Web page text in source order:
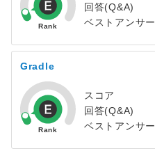
回答(Q&A)
ベストアンサー
Gradle
スコア
回答(Q&A)
ベストアンサー